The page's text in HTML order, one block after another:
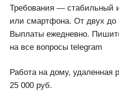
Требования — стабильный
или смартфона. От двух до
Выплаты ежедневно.
на все вопросы telegram
Работа на дому, удаленная
25 000 руб.